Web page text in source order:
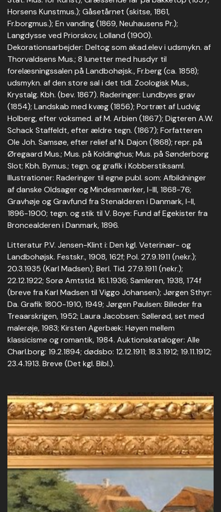
Horsens Kunstmus.); Gåsetårnet (skitse, 1861,
Fr.borgmus.); En vanding (1869, Neuhausens Pr.);
Langdysse ved Priorskov, Lolland (1900).
Dekorationsarbejder: Deltog som akad.elev i udsmykn. af
Thorvaldsens Mus.; 8 lunetter med husdyr til
forelæsningssalen på Landbohøjsk., Fr.berg (ca. 1858);
udsmykn. af den store sal i det tidl. Zoologisk Mus.,
Krystalg. Kbh. (bev. 1867). Raderinger: Lundbyes grav
(1854); Landskab med kvæg (1856); Portræt af Ludvig
Holberg, efter voksmed. af M. Arbien (1867); Digteren A.W.
Schack Staffeldt, efter ældre tegn. (1867); Forfatteren
Ole Joh. Samsøe, efter relief af N. Dajon (1868); repr. på
Øregaard Mus.; Mus. på Koldinghus; Mus. på Sønderborg
Slot; Kbh. Bymus.; tegn. og grafik i Kobberstiksaml.
Illustrationer: Raderinger til egne publ. som: Afbildninger
af danske Oldsager og Mindesmærker, I-III, 1868-76;
Gravhøje og Gravfund fra Stenalderen i Danmark, I-II,
1896-1900; tegn. og stik til V. Boye: Fund af Egekister fra
Broncealderen i Danmark, 1896.
Litteratur P.V. Jensen-Klint i: Den kgl. Veterinær- og
Landbohøjsk. Festskr., 1908, 162f; Pol. 27.9.1911 (nekr.);
20.3.1935 (Karl Madsen); Berl. Tid. 27.9.1911 (nekr.);
22.12.1922; Sorø Amtstid. 16.1.1936; Samleren, 1938, 174f
(breve fra Karl Madsen til Viggo Johansen); Jørgen Sthyr:
Da. Grafik 1800-1910, 1949; Jørgen Paulsen: Billeder fra
Treaarskrigen, 1952; Laura Jacobsen: Søllerød, set med
malerøje, 1983; Kirsten Agerbæk: Høyen mellem
klassicisme og romantik, 1984. Auktionskataloger: Alle
Charl.borg: 19.2.1894; dødsbo: 12.12.1911; 18.3.1912; 19.11.1912;
23.4.1913. Breve (Det kgl. Bibl.).